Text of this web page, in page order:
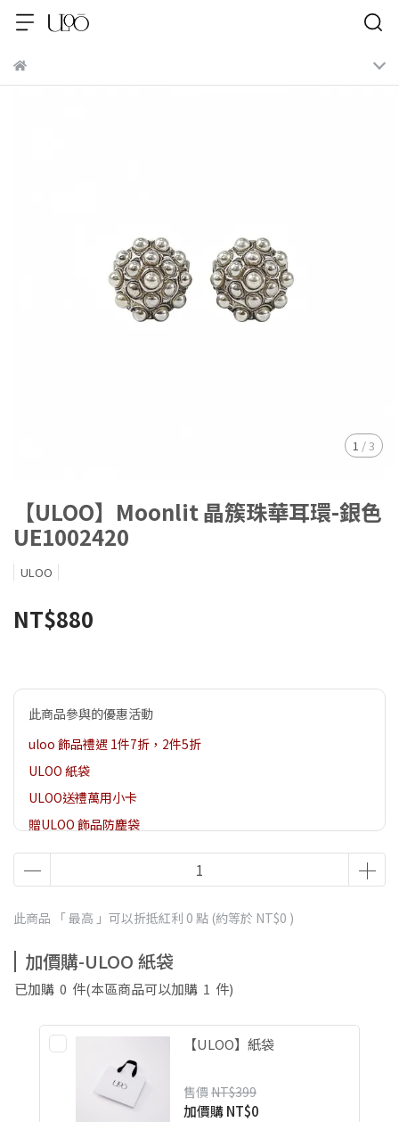
1 /3
【ULOO】Moonlit 晶簇珠華耳環-銀色
UE1002420
ULOO
NT$880
此商品參與的優惠活動
uloo 飾品禮遇 1件7折，2件5折
ULOO 紙袋
ULOO送禮萬用小卡
贈ULOO 飾品防塵袋
贈ULOO 耳環/戒指飾品盒
此商品 「 最高 」可以折抵紅利 0 點 (約等於 NT$0 )
加價購-ULOO 紙袋
已加購 0 件(本區商品可以加購 1 件)
【ULOO】紙袋
售價 NT$399
加價購NT$0